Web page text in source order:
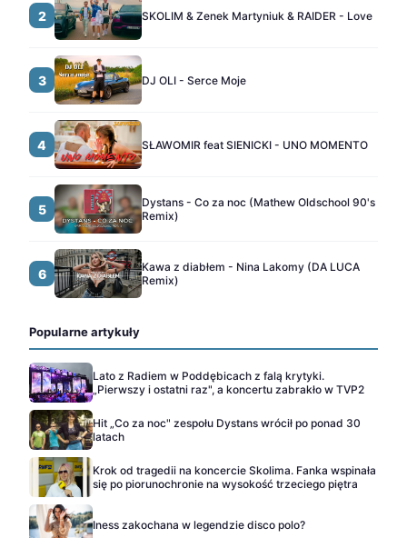
2 SKOLIM & Zenek Martyniuk & RAIDER - Love
3 DJ OLI - Serce Moje
4 SŁAWOMIR feat SIENICKI - UNO MOMENTO
5
Dystans - Co za noc (Mathew Oldschool 90's
Remix)
6
Kawa z diabłem - Nina Lakomy (DA LUCA
Remix)
Popularne artykuły
Lato z Radiem w Poddębicach z falą krytyki.
„Pierwszy i ostatni raz", a koncertu zabrakło w TVP2
Hit „Co za noc" zespołu Dystans wrócił po ponad 30
latach
Krok od tragedii na koncercie Skolima. Fanka wspinała
się po piorunochronie na wysokość trzeciego piętra
Iness zakochana w legendzie disco polo?